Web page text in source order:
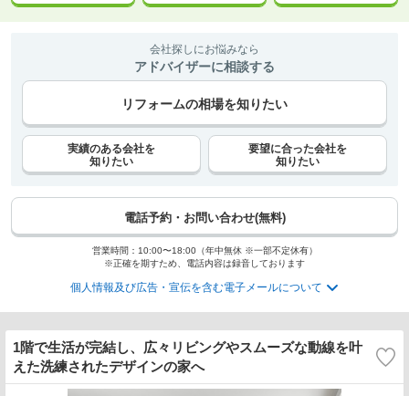
会社探しにお悩みなら
アドバイザーに相談する
リフォームの相場を知りたい
実績のある会社を
知りたい
要望に合った会社を
知りたい
電話予約・お問い合わせ(無料)
営業時間：10:00〜18:00（年中無休 ※一部不定休有）
※正確を期すため、電話内容は録音しております
個人情報及び広告・宣伝を含む電子メールについて
1階で生活が完結し、広々リビングやスムーズな動線を叶
えた洗練されたデザインの家へ